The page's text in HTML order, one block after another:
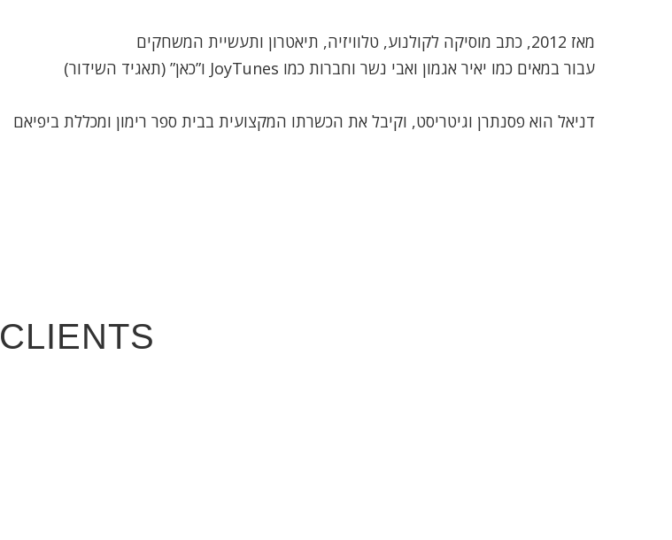
מאז 2012, כתב מוסיקה לקולנוע, טלוויזיה, תיאטרון ותעשיית המשחקים
עבור במאים כמו יאיר אגמון ואבי נשר וחברות כמו JoyTunes ו”כאן” (תאגיד השידור)
דניאל הוא פסנתרן וגיטריסט, וקיבל את הכשרתו המקצועית בבית ספר רימון ומכללת ביפיאם
CLIENTS